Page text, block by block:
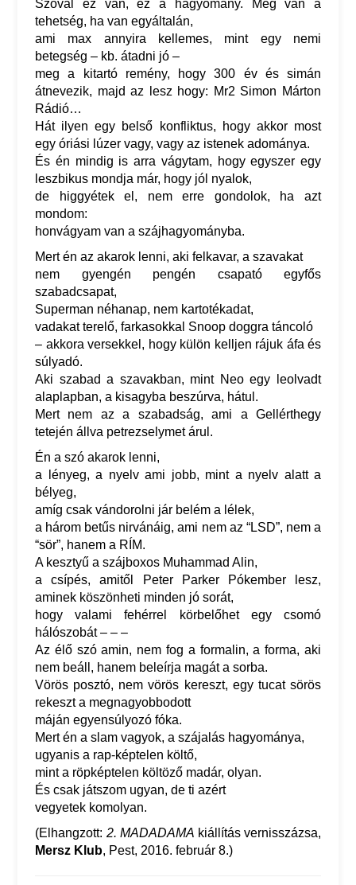
Szóval ez van, ez a hagyomány. Meg van a
tehetség, ha van egyáltalán,
ami max annyira kellemes, mint egy nemi
betegség – kb. átadni jó –
meg a kitartó remény, hogy 300 év és simán
átnevezik, majd az lesz hogy: Mr2 Simon Márton
Rádió…
Hát ilyen egy belső konfliktus, hogy akkor most
egy óriási lúzer vagy, vagy az istenek adománya.
És én mindig is arra vágytam, hogy egyszer egy
leszbikus mondja már, hogy jól nyalok,
de higgyétek el, nem erre gondolok, ha azt
mondom:
honvágyam van a szájhagyományba.
Mert én az akarok lenni, aki felkavar, a szavakat
nem gyengén pengén csapató egyfős
szabadcsapat,
Superman néhanap, nem kartotékadat,
vadakat terelő, farkasokkal Snoop doggra táncoló
– akkora versekkel, hogy külön kelljen rájuk áfa és
súlyadó.
Aki szabad a szavakban, mint Neo egy leolvadt
alaplapban, a kisagyba beszúrva, hátul.
Mert nem az a szabadság, ami a Gellérthegy
tetején állva petrezselymet árul.
Én a szó akarok lenni,
a lényeg, a nyelv ami jobb, mint a nyelv alatt a
bélyeg,
amíg csak vándorolni jár belém a lélek,
a három betűs nirvánáig, ami nem az “LSD”, nem a
“sör”, hanem a RÍM.
A kesztyű a szájboxos Muhammad Alin,
a csípés, amitől Peter Parker Pókember lesz,
aminek köszönheti minden jó sorát,
hogy valami fehérrel körbelőhet egy csomó
hálószobát – – –
Az élő szó amin, nem fog a formalin, a forma, aki
nem beáll, hanem beleírja magát a sorba.
Vörös posztó, nem vörös kereszt, egy tucat sörös
rekeszt a megnagyobbodott
máján egyensúlyozó fóka.
Mert én a slam vagyok, a szájalás hagyománya,
ugyanis a rap-képtelen költő,
mint a röpképtelen költöző madár, olyan.
És csak játszom ugyan, de ti azért
vegyetek komolyan.
(Elhangzott: 2. MADADAMA kiállítás vernisszázsa,
Mersz Klub, Pest, 2016. február 8.)